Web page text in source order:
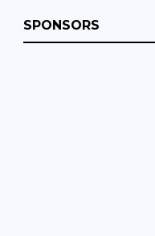
SPONSORS